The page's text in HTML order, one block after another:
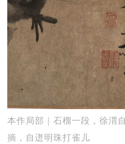
本作局部｜石榴一段，徐渭
摘，自迸明珠打雀儿